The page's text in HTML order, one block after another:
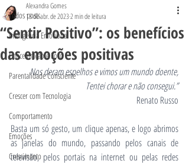
Todos posts
Inteligência Emocional
Concentração e Foco
Parentalidade Consciente
Crescer com Tecnologia
Comportamento
Emoções
Crescimento
“Sentir Positivo”: os benefícios
das emoções positivas
Alexandra Gomes
13 de abr. de 20232 min de leitura
Nos deram espelhos e vimos um mundo doente,
Tentei chorar e não consegui.”
Renato Russo
Basta um só gesto, um clique apenas, e logo abrimos
as janelas do mundo, passando pelos canais de
televisão, pelos portais na internet ou pelas redes